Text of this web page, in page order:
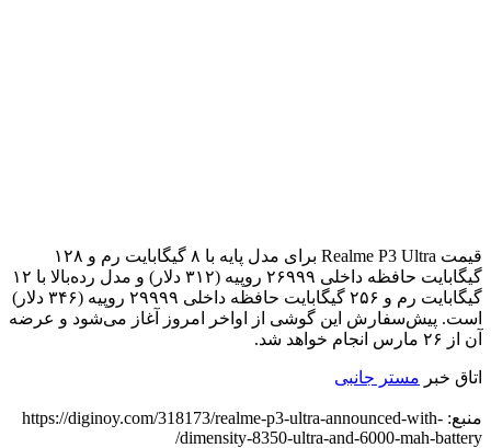
قیمت Realme P3 Ultra برای مدل پایه با ۸ گیگابایت رم و ۱۲۸
گیگابایت حافظه داخلی ۲۶۹۹۹ روپیه (۳۱۲ دلار) و مدل رده‌بالا با ۱۲
گیگابایت رم و ۲۵۶ گیگابایت حافظه داخلی ۲۹۹۹۹ روپیه (۳۴۶ دلار)
است. پیش‌سفارش این گوشی از اواخر امروز آغاز می‌شود و عرضه
آن از ۲۶ مارس انجام خواهد شد.
اتاق خبر مستر جانبی
منبع: https://diginoy.com/318173/realme-p3-ultra-announced-with-
dimensity-8350-ultra-and-6000-mah-battery/